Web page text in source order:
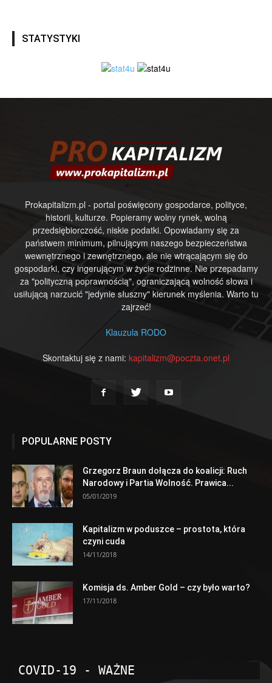
STATYSTYKI
Prokapitalizm.pl - portal poświęcony gospodarce, polityce,
historii, kulturze. Popieramy wolny rynek, wolną
przedsiębiorczość, niskie podatki. Opowiadamy się za
państwem minimum, pilnującym naszego bezpieczeństwa
wewnętrznego i zewnętrznego, ale nie wtrącającym się do
gospodarki, czy ingerującym w życie rodzinne. Nie przepadamy
za "polityczną poprawnością", ograniczającą wolność słowa i
usiłującą narzucić "jedynie słuszny" kierunek myślenia. Warto tu
zajrzeć!
Klauzula RODO
Skontaktuj się z nami: kapitalizm@poczta.onet.pl
POPULARNE POSTY
Grzegorz Braun dołącza do koalicji: Ruch
Narodowy i Partia Wolność. Prawica...
05/01/2019
Kapitalizm w poduszce – prostota, która
czyni cuda
14/11/2018
Komisja ds. Amber Gold – czy było warto?
17/11/2018
COVID-19 - WAŻNE